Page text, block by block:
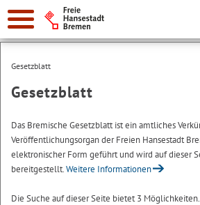
Suche:
Gesetzblatt
Gesetzblatt
Das Bremische Gesetzblatt ist ein amtliches
Veröffentlichungsorgan der Freien Hansestadt
elektronischer Form geführt und wird auf dieser
bereitgestellt.Weitere Informationen
Die Suche auf dieser Seite bietet 3 Möglichkeiten.